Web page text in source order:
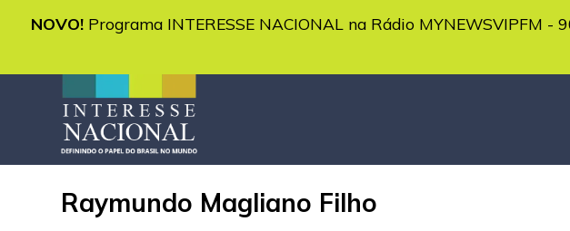
NOVO! Programa INTERESSE NACIONAL na Rádio MYNEWSVIPFM -
Raymundo Magliano Filho